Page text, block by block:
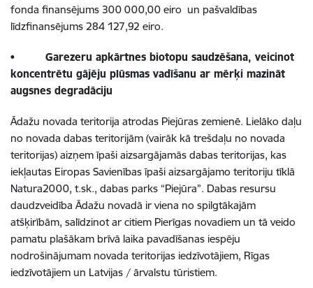
fonda finansējums 300 000,00 eiro un pašvaldības
līdzfinansējums 284 127,92 eiro.
• Garezeru apkārtnes biotopu saudzēšana, veicinot
koncentrētu gājēju plūsmas vadīšanu ar mērķi mazināt
augsnes degradāciju
Ādažu novada teritorija atrodas Piejūras zemienē. Lielāko daļu
no novada dabas teritorijām (vairāk kā trešdaļu no novada
teritorijas) aizņem īpaši aizsargājamās dabas teritorijas, kas
iekļautas Eiropas Savienības īpaši aizsargājamo teritoriju tīklā
Natura2000, t.sk., dabas parks “Piejūra”. Dabas resursu
daudzveidība Ādažu novadā ir viena no spilgtākajām
atšķirībām, salīdzinot ar citiem Pierīgas novadiem un tā veido
pamatu plašākam brīvā laika pavadīšanas iespēju
nodrošinājumam novada teritorijas iedzīvotājiem, Rīgas
iedzīvotājiem un Latvijas / ārvalstu tūristiem.